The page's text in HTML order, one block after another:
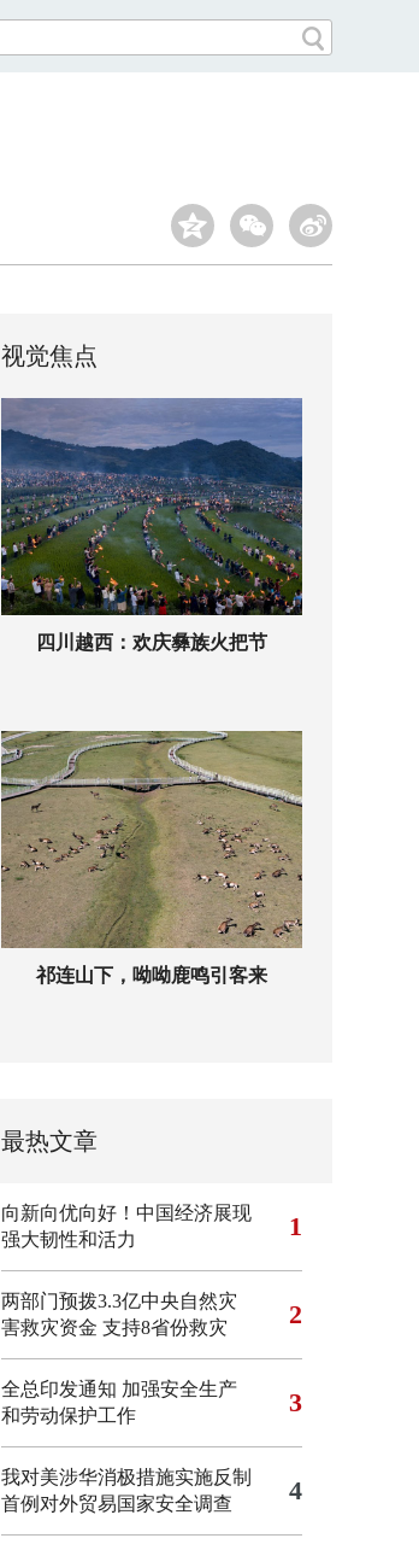
视觉焦点
四川越西：欢庆彝族火把节
祁连山下，呦呦鹿鸣引客来
最热文章
向新向优向好！中国经济展现
强大韧性和活力
1
两部门预拨3.3亿中央自然灾
害救灾资金 支持8省份救灾
2
全总印发通知 加强安全生产
和劳动保护工作
3
我对美涉华消极措施实施反制
首例对外贸易国家安全调查
4